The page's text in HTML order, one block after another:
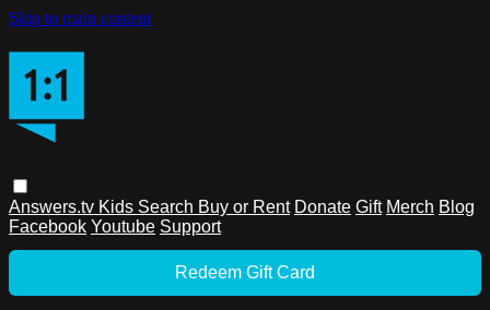
Skip to main content
Answers.tv Kids Search Buy or Rent Donate Gift Merch Blog
Facebook Youtube Support
Redeem Gift Card